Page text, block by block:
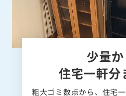
少量か
住宅一軒分
粗大ゴミ数点から、住宅